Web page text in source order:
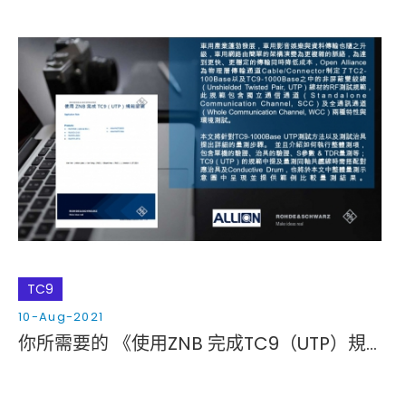
TC9
10-Aug-2021
你所需要的 《使用ZNB 完成TC9（UTP）規範量測》白皮書